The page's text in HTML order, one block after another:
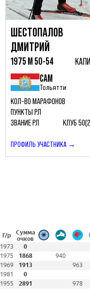
ШЕСТОПАЛОВ
ДМИТРИЙ
1975 М 50-54
САМ
Тольятти
КОЛ-ВО МАРАФОНОВ
ПУНКТЫ РЛ
ЗВАНИЕ РЛ
КЛУБ
ПРОФИЛЬ УЧАСТНИКА →
Г/р
Сумма
очков
1973 0
1975 1868 940
1969 1913 963
1981 0
1955 2891 978